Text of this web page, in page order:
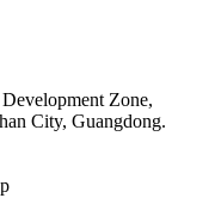
Zone,
City, Guangdong.